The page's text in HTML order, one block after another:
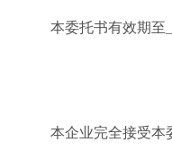
本委托书有效期至
本企业完全接受本